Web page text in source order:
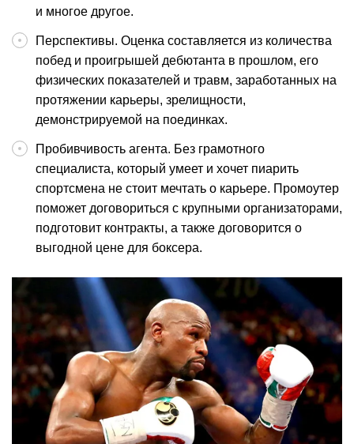
и многое другое.
Перспективы. Оценка составляется из количества
побед и проигрышей дебютанта в прошлом, его
физических показателей и травм, заработанных на
протяжении карьеры, зрелищности,
демонстрируемой на поединках.
Пробивчивость агента. Без грамотного
специалиста, который умеет и хочет пиарить
спортсмена не стоит мечтать о карьере. Промоутер
поможет договориться с крупными организаторами,
подготовит контракты, а также договорится о
выгодной цене для боксера.